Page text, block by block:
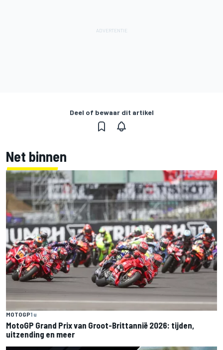
Deel of bewaar dit artikel
Net binnen
MOTOGP1 u
MotoGP Grand Prix van Groot-Brittannië 2026: tijden,
uitzending en meer